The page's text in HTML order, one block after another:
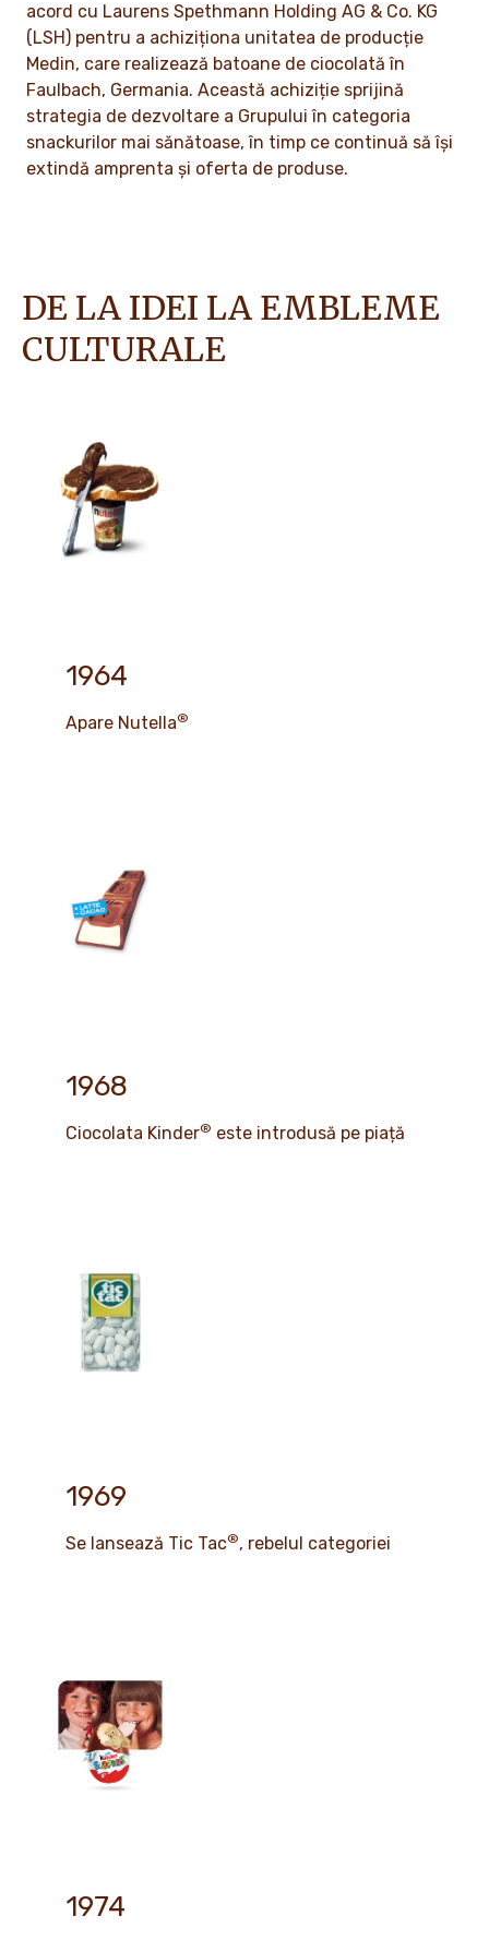
acord cu Laurens Spethmann Holding AG & Co. KG
(LSH) pentru a achiziționa unitatea de producție
Medin, care realizează batoane de ciocolată în
Faulbach, Germania. Această achiziție sprijină
strategia de dezvoltare a Grupului în categoria
snackurilor mai sănătoase, în timp ce continuă să își
extindă amprenta și oferta de produse.
DE LA IDEI LA EMBLEME
CULTURALE
1964
Apare Nutella®
1968
Ciocolata Kinder® este introdusă pe piață
1969
Se lansează Tic Tac®, rebelul categoriei
1974